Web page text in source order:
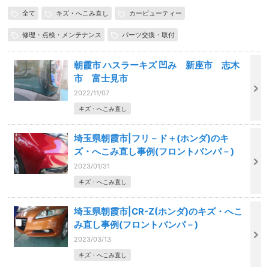
全て キズ・へこみ直し カービューティー
修理・点検・メンテナンス パーツ交換・取付
朝霞市 ハスラーキズ 凹み 新座市 志木
市 富士見市
2022/11/07
キズ・へこみ直し
埼玉県朝霞市|フリ－ド＋(ホンダ)のキ
ズ・へこみ直し事例(フロントバンパ－)
2023/01/31
キズ・へこみ直し
埼玉県朝霞市|CR-Z(ホンダ)のキズ・へこ
み直し事例(フロントバンパ－)
2023/03/13
キズ・へこみ直し